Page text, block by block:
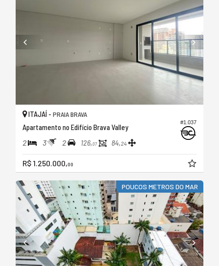
#1.037
ITAJAÍ - PRAIA BRAVA
Apartamento no Edifício Brava Valley
2 3 2 126,07 84,24
R$ 1.250.000,00
POUCOS METROS DO MAR